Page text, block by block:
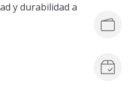
y durabilidad a